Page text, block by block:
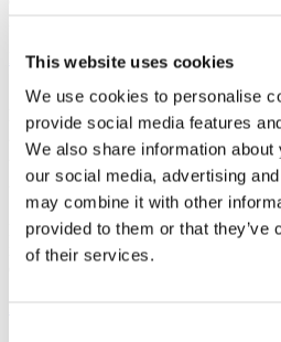
This website uses cookies
We use cookies to personalise
provide social media features
We also share information
our social media, advertising
may combine it with other
provided to them or that they’ve
of their services.
Leggi tutto...
Febbraio
2018
2018
Ucina: pubblicato in Gazzetta il nuovo
E’ stato pubblicato sulla Gazzetta
il Decreto Legislativo 3 novembre